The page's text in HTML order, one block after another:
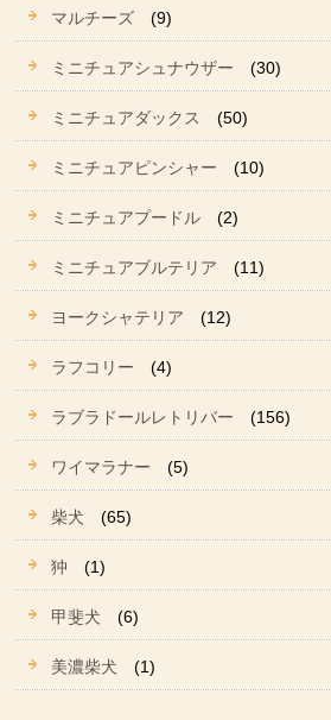
マルチーズ (9)
ミニチュアシュナウザー (30)
ミニチュアダックス (50)
ミニチュアピンシャー (10)
ミニチュアプードル (2)
ミニチュアブルテリア (11)
ヨークシャテリア (12)
ラフコリー (4)
ラブラドールレトリバー (156)
ワイマラナー (5)
柴犬 (65)
狆 (1)
甲斐犬 (6)
美濃柴犬 (1)